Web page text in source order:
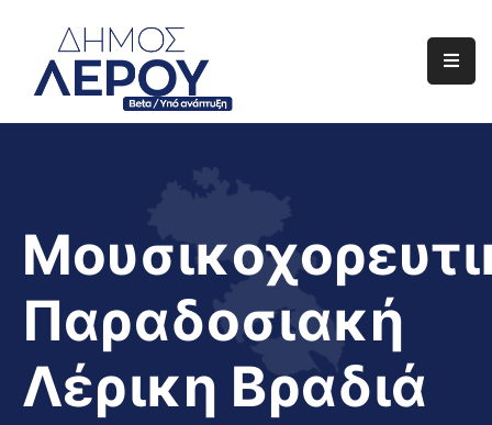
Αρχική
Διαφάνεια
Νησί
Μας
Παραδοσιακή
Λέρικη Βραδιά